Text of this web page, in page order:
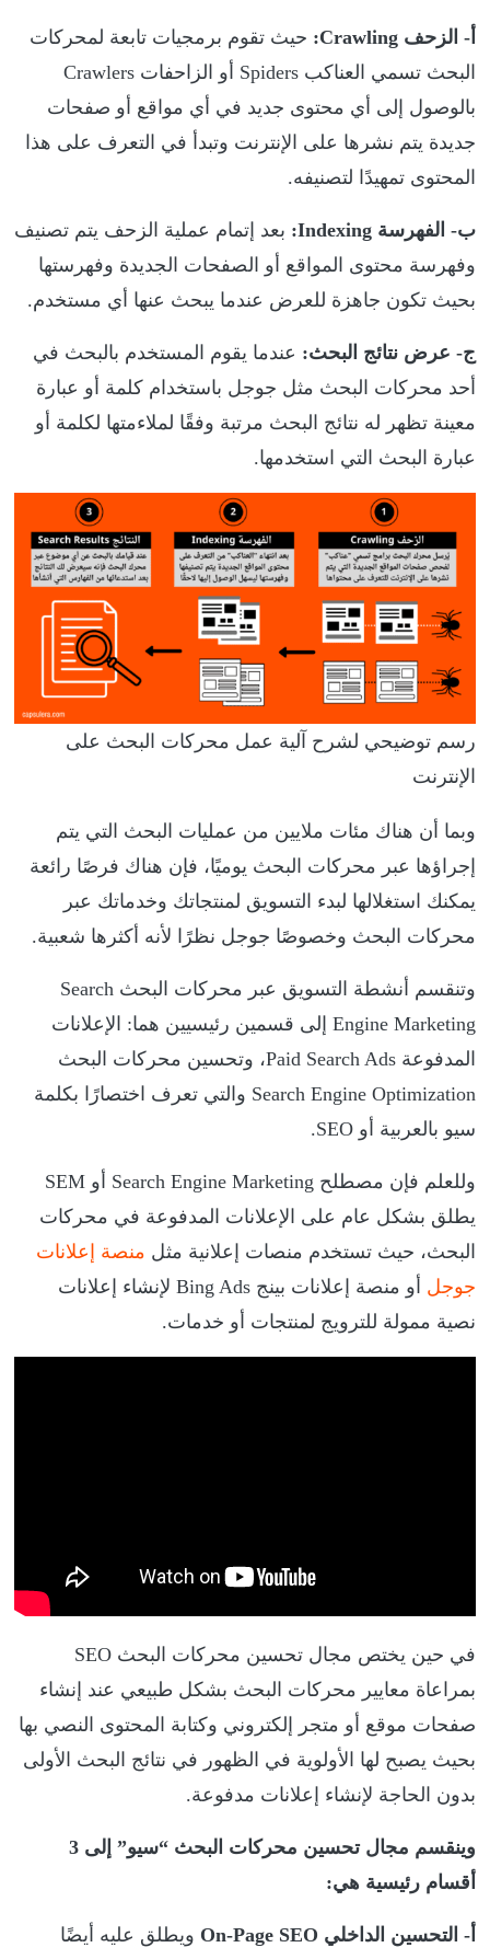
أ- الزحف Crawling:
حيث تقوم برمجيات تابعة لمحركات
البحث تسمي العناكب Spiders أو الزاحفات Crawlers
بالوصول إلى أي محتوى جديد في أي مواقع أو صفحات
جديدة يتم نشرها على الإنترنت وتبدأ في التعرف على هذا
المحتوى تمهيدًا لتصنيفه.
ب- الفهرسة Indexing:
بعد إتمام عملية الزحف يتم تصنيف
وفهرسة محتوى المواقع أو الصفحات الجديدة وفهرستها
بحيث تكون جاهزة للعرض عندما يبحث عنها أي مستخدم.
ج- عرض نتائج البحث:عندما يقوم المستخدم بالبحث في
أحد محركات البحث مثل جوجل باستخدام كلمة أو عبارة
معينة تظهر له نتائج البحث مرتبة وفقًا لملاءمتها لكلمة أو
عبارة البحث التي استخدمها.
رسم توضيحي لشرح آلية عمل محركات البحث على
الإنترنت
وبما أن هناك مئات ملايين من عمليات البحث التي يتم
إجراؤها عبر محركات البحث يوميًا، فإن هناك فرصًا رائعة
يمكنك استغلالها لبدء التسويق لمنتجاتك وخدماتك عبر
محركات البحث وخصوصًا جوجل نظرًا لأنه أكثرها شعبية.
وتنقسم أنشطة التسويق عبر محركات البحث Search
Engine Marketing إلى قسمين رئيسيين هما: الإعلانات
المدفوعة Paid Search Ads، وتحسين محركات البحث
Search Engine Optimization والتي تعرف اختصارًا بكلمة
سيو بالعربية أو SEO.
وللعلم فإن مصطلح Search Engine Marketing أو SEM
يطلق بشكل عام على الإعلانات المدفوعة في محركات
البحث، حيث تستخدم منصات إعلانية مثل منصة إعلانات
جوجل
أو منصة إعلانات بينج Bing Ads لإنشاء إعلانات
نصية ممولة للترويج لمنتجات أو خدمات.
في حين يختص مجال تحسين محركات البحث SEO
بمراعاة معايير محركات البحث بشكل طبيعي عند إنشاء
صفحات موقع أو متجر إلكتروني وكتابة المحتوى النصي بها
بحيث يصبح لها الأولوية في الظهور في نتائج البحث الأولى
بدون الحاجة لإنشاء إعلانات مدفوعة.
وينقسم مجال تحسين محركات البحث “سيو” إلى 3
أقسام رئيسية هي:
أ- التحسين الداخلي On-Page SEO
ويطلق عليه أيضًا